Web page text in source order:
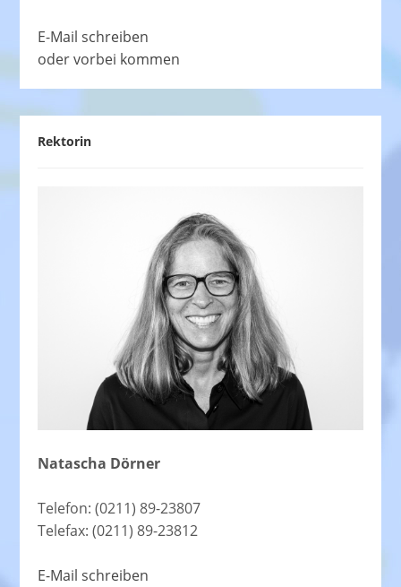
E-Mail schreiben
oder vorbei kommen
Rektorin
Natascha Dörner
Telefon: (0211) 89-23807
Telefax: (0211) 89-23812
E-Mail schreiben